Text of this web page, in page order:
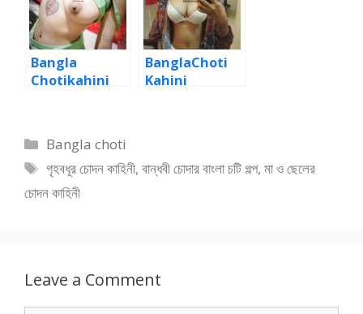
Bangla
Chotikahini
BanglaChoti
Kahini
Categories
Bangla choti
Tags
গৃহবধূর চোদন কাহিনী,বান্ধবী চোদার বাংলা চটি গল্প,মা ও ছেলের
চোদন কাহিনী
Leave a Comment